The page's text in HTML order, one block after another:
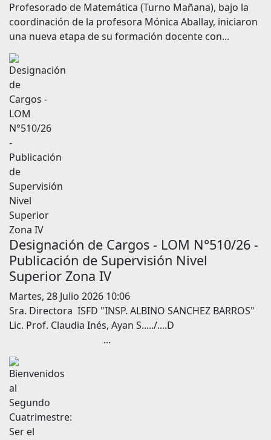
Profesorado de Matemática (Turno Mañana), bajo la
coordinación de la profesora Mónica Aballay, iniciaron
una nueva etapa de su formación docente con...
Designación de Cargos - LOM N°510/26 -
Publicación de Supervisión Nivel
Superior Zona IV
Martes, 28 Julio 2026 10:06
Sra. Directora ISFD "INSP. ALBINO SANCHEZ BARROS"
Lic. Prof. Claudia Inés, Ayan S...../....D
...